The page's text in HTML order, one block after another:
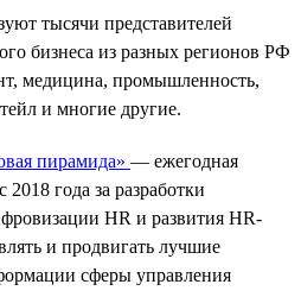
тысячи представителей
бизнеса из разных регионов РФ
медицина, промышленность,
и многие другие.
пирамида» — ежегодная
2018 года за разработки
HR и развития HR-
и продвигать лучшие
сферы управления